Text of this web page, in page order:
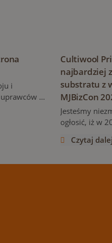
i
na
w tym
Cultiwool
najbardziej
substratu z
MJBizCon
Jesteśmy
ogłosić, iż w
kamiennej,
dniach
Czytaj